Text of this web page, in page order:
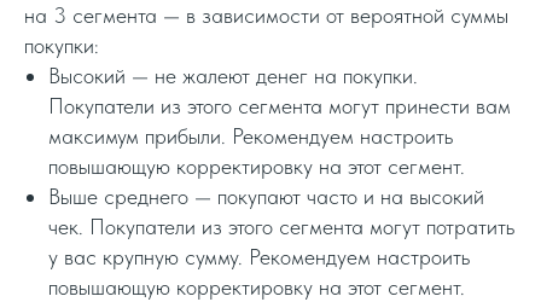
на 3 сегмента — в зависимости от вероятной суммы
покупки:
Высокий — не жалеют денег на покупки.
Покупатели из этого сегмента могут принести вам
максимум прибыли. Рекомендуем настроить
повышающую корректировку на этот сегмент.
Выше среднего — покупают часто и на высокий
чек. Покупатели из этого сегмента могут потратить
у вас крупную сумму. Рекомендуем настроить
повышающую корректировку на этот сегмент.